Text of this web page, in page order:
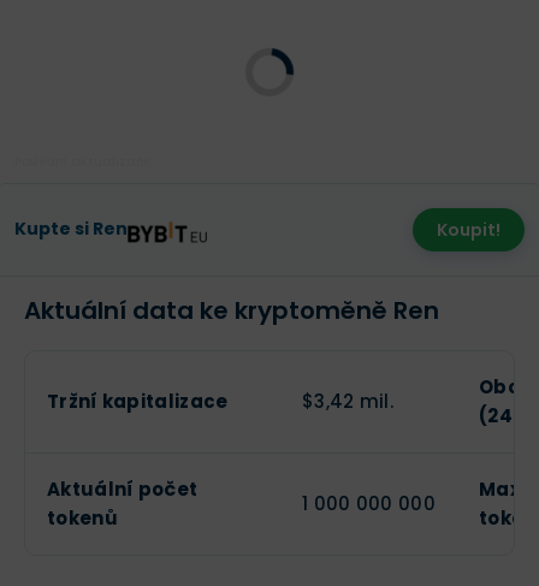
Kupte si Ren Koupit!
Aktuální data ke kryptoměně Ren
Tržní kapitalizace $3,42 mil.
(24h)
Aktuální počet
tokenů
1 000 000 000